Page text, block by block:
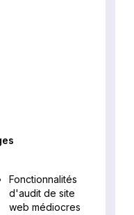
Fonctionnalités
d'audit de site
web médiocres